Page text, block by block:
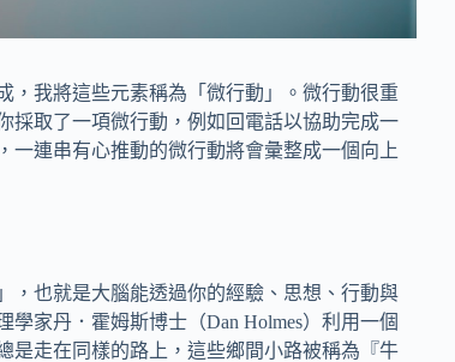
，我將這些元素稱為「微行動」。微行動很重
採取了一項微行動，例如回電話以協助完成一
一連串有心推動的微行動將會彙整成一個向上
，也就是大腦能透過你的經驗、思想、行動與
家丹．霍姆斯博士（Dan Holmes）利用一個
是走在同樣的路上，這些鄉間小路被稱為『牛